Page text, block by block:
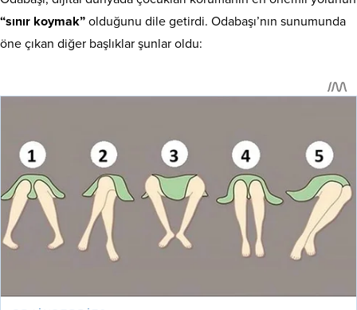
“sınır koymak” olduğunu dile getirdi. Odabaşı’nın sunumunda
öne çıkan diğer başlıklar şunlar oldu: